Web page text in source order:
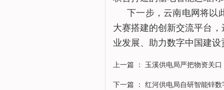
下一步，云南电网将以
大赛搭建的创新交流平台
业发展、助力数字中国建
上一篇 ： 玉溪供电局严把物资关
下一篇 ： 红河供电局自研智能锌